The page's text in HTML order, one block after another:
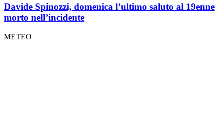
Davide Spinozzi, domenica l’ultimo saluto al 19enne
morto nell’incidente
METEO